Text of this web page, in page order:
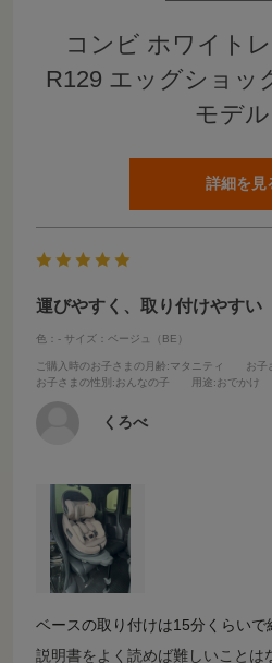
コンビ ホワイト
R129 エッグショッ
モデル
詳細を見
運びやすく、取り付けやすい
色：- サイズ：ベージュ（BE）
ご購入時のお子さまの月齢:マタニティ お子
お子さまの性別 :おんなの子 用途:おでかけ
くろべ
ベースの取り付けは15分くらいで
説明書をよく読めば難しいことは